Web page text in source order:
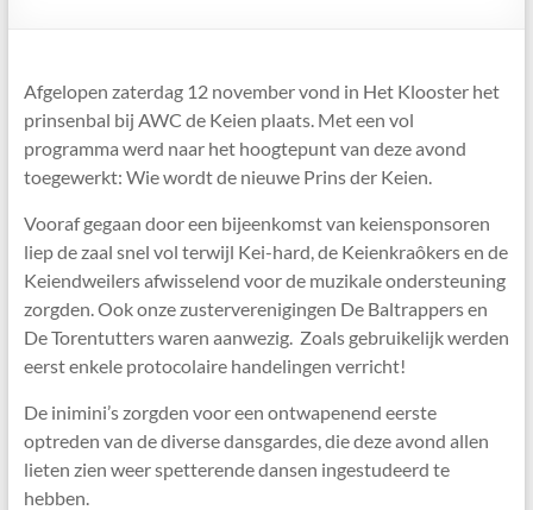
De
Keien
Afgelopen zaterdag 12 november vond in Het Klooster het
prinsenbal bij AWC de Keien plaats. Met een vol
programma werd naar het hoogtepunt van deze avond
toegewerkt: Wie wordt de nieuwe Prins der Keien.
Vooraf gegaan door een bijeenkomst van keiensponsoren
liep de zaal snel vol terwijl Kei-hard, de Keienkraôkers en de
Keiendweilers afwisselend voor de muzikale ondersteuning
zorgden. Ook onze zusterverenigingen De Baltrappers en
De Torentutters waren aanwezig. Zoals gebruikelijk werden
eerst enkele protocolaire handelingen verricht!
De inimini’s zorgden voor een ontwapenend eerste
optreden van de diverse dansgardes, die deze avond allen
lieten zien weer spetterende dansen ingestudeerd te
hebben.